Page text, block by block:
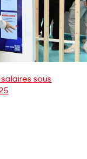
salaires sous